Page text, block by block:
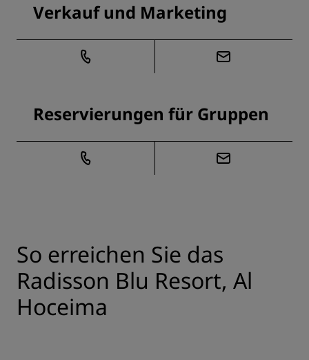
Verkauf und Marketing
Reservierungen für Gruppen
So erreichen Sie das
Radisson Blu Resort, Al
Hoceima